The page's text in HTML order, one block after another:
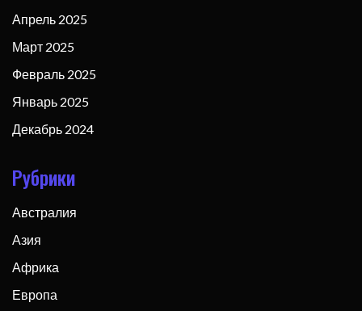
Апрель 2025
Март 2025
Февраль 2025
Январь 2025
Декабрь 2024
Рубрики
Австралия
Азия
Африка
Европа